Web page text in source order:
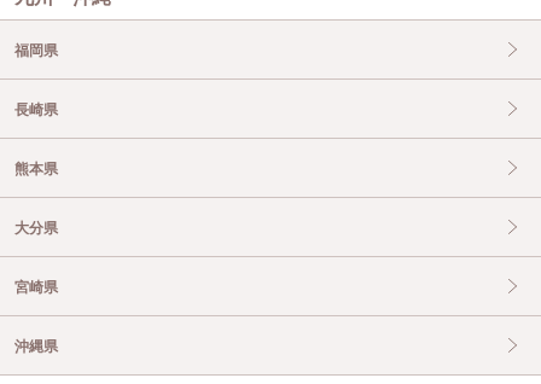
福岡県
長崎県
熊本県
大分県
宮崎県
沖縄県